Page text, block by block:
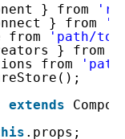
} from
} from
from
'path/to/
} from
from
extends
.props;